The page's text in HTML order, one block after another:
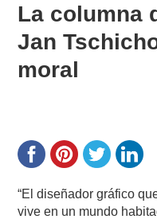
La columna
Jan
moral
“El diseñador gráfico
vive en un mundo